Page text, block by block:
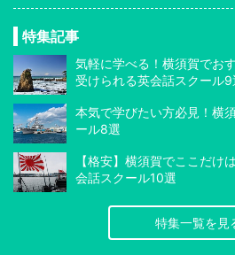
特集記事
気軽に学べる！横須賀でお
受けられる英会話スクール9
本気で学びたい方必見！横
ール8選
【格安】横須賀でここだけ
会話スクール10選
特集一覧を見